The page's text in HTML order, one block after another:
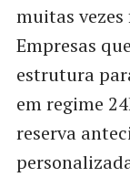
muitas
Empresas
estrutura
em regime
reserva